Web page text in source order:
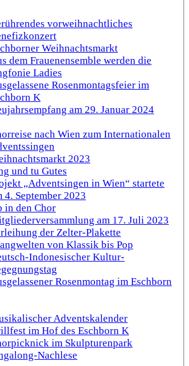
vorweihnachtliches
Weihnachtsmarkt
dem Frauenensemble werden die
Ladies
Rosenmontagsfeier im
K
am 29. Januar 2024
nach Wien zum Internationalen
2023
und tu Gutes
„Adventsingen in Wien“ startete
4. September 2023
in den Chor
am 17. Juli 2023
der Zelter-Plakette
von Klassik bis Pop
Indonesischer Kultur-
Rosenmontag im Eschborn
Adventskalender
im Hof des Eschborn K
im Skulpturenpark
Nachlese